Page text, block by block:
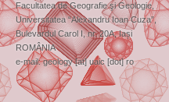
Facultatea de Geografie şi Geologie,
Universitatea “Alexandru Ioan Cuza”,
Bulevardul Carol I, nr. 20A, Iași
ROMÂNIA
e-mail: geology [at] uaic [dot] ro